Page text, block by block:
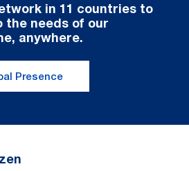
in 11 countries to
the needs of our
anywhere.
Presence